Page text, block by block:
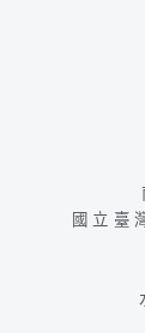
國立臺